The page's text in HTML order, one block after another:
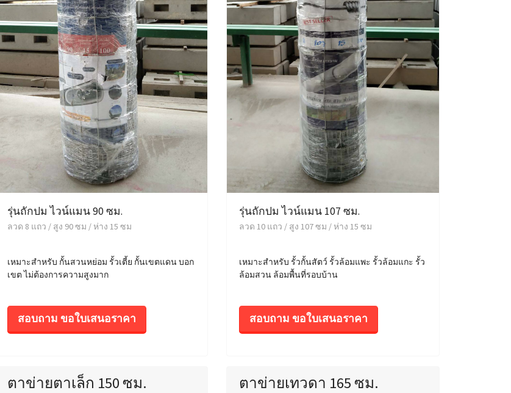
รุ่นถักปม ไวน์แมน 90 ซม.
ลวด 8 แถว / สูง 90 ซม / ห่าง 15 ซม
เหมาะสำหรับ กั้นสวนหย่อม รั้วเตี้ย กั้นเขตแดน บอก
เขต ไม่ต้องการความสูงมาก
สอบถาม ขอใบเสนอราคา
รุ่นถักปม ไวน์แมน 107 ซม.
ลวด 10 แถว / สูง 107 ซม / ห่าง 15 ซม
เหมาะสำหรับ รั้วกั้นสัตว์ รั้วล้อมแพะ รั้วล้อมแกะ รั้ว
ล้อมสวน ล้อมพื้นที่รอบบ้าน
สอบถาม ขอใบเสนอราคา
ตาข่ายตาเล็ก 150 ซม. ตาข่ายเทวดา 165 ซม.